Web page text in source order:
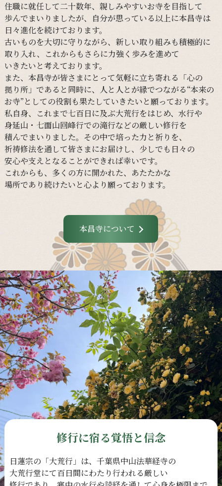
住職に就任して二十数年、 親しみやすいお寺を目指して
歩んでまいりましたが、 自分が思っている以上に本昌寺は
日々進化を続けております。
古いものを大切に守りながら、 新しい取り組みも積極的に
取り入れ、
これからも さらに力強く 歩みを進めて
いきたいと考えております。
また、 本昌寺が皆さまにとって気軽に立ち寄れる 「心の
拠り所」であると同時に、 人と 人とが縁でつながる“本来の
お寺”と しての役割も果たしていきたいと願っております。
私自身、
これまで七百日に及ぶ大荒行をはじめ、 水行や
身延山・ 七面山回峰行での滝行などの厳しい修行を
積んでまいりました。 その中で培った力と祈りを、
祈祷修法を通して皆さまにお届けし、 少しでも 日々の
安心や支えとなる ことができれば幸いです。
これからも、 多くの方に開かれた、 あたたかな
場所であり続けたいと心より願っております。
本昌寺について
修行に宿る覚悟と信念
日蓮宗の 「大荒行」は、 千葉県中山法華経寺の
大荒行堂にて百日間にわたり行われる厳しい